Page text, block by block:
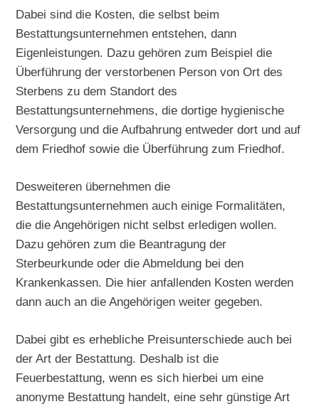
Dabei sind die Kosten, die selbst beim
Bestattungsunternehmen entstehen, dann
Eigenleistungen. Dazu gehören zum Beispiel die
Überführung der verstorbenen Person von Ort des
Sterbens zu dem Standort des
Bestattungsunternehmens, die dortige hygienische
Versorgung und die Aufbahrung entweder dort und auf
dem Friedhof sowie die Überführung zum Friedhof.
Desweiteren übernehmen die
Bestattungsunternehmen auch einige Formalitäten,
die die Angehörigen nicht selbst erledigen wollen.
Dazu gehören zum die Beantragung der
Sterbeurkunde oder die Abmeldung bei den
Krankenkassen. Die hier anfallenden Kosten werden
dann auch an die Angehörigen weiter gegeben.
Dabei gibt es erhebliche Preisunterschiede auch bei
der Art der Bestattung. Deshalb ist die
Feuerbestattung, wenn es sich hierbei um eine
anonyme Bestattung handelt, eine sehr günstige Art